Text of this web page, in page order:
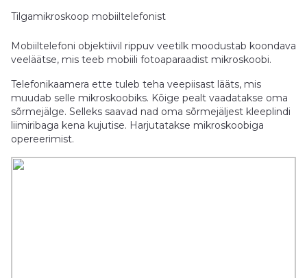
Tilgamikroskoop mobiiltelefonist
Mobiiltelefoni objektiivil rippuv veetilk moodustab koondava
veeläätse, mis teeb mobiili fotoaparaadist mikroskoobi.
Telefonikaamera ette tuleb teha veepiisast lääts, mis
muudab selle mikroskoobiks. Kõige pealt vaadatakse oma
sõrmejälge. Selleks saavad nad oma sõrmejäljest kleeplindi
liimiribaga kena kujutise. Harjutatakse mikroskoobiga
opereerimist.